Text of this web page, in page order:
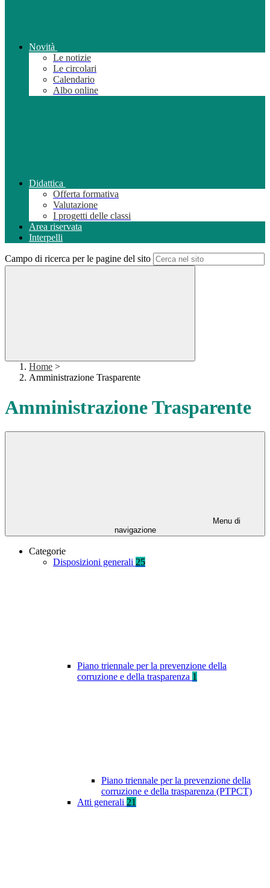
Novità
Le notizie
Le circolari
Calendario
Albo online
Didattica
Offerta formativa
Valutazione
I progetti delle classi
Area riservata
Interpelli
Campo di ricerca per le pagine del sito
Home >
Amministrazione Trasparente
Amministrazione Trasparente
Menu di
navigazione
Categorie
Disposizioni generali 25
Piano triennale per la prevenzione della
corruzione e della trasparenza 1
Piano triennale per la prevenzione della
corruzione e della trasparenza (PTPCT)
Atti generali 21